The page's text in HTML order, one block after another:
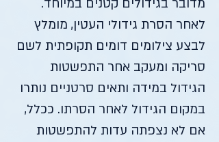
מדובר בגידולים קטנים במיוחד.
לאחר הסרת גידולי העטין, מומלץ
לבצע צילומים דומים תקופתית לשם
סריקה ומעקב אחר התפשטות
הגידול במידה ותאים סרטניים נותרו
במקום הגידול לאחר הסרתו. ככלל,
אם לא נצפתה עדות להתפשטות